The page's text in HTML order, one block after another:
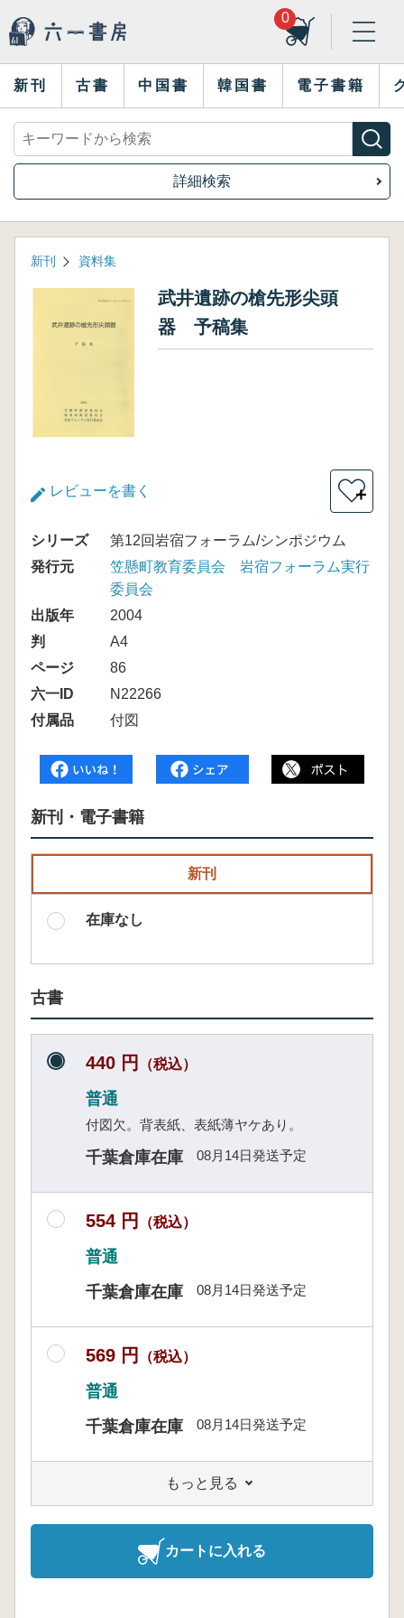
0
新刊 古書 中国書 韓国書 電子書籍
詳細検索
新刊 資料集
武井遺跡の槍先形尖頭
器 予稿集
レビューを書く ＋
シリーズ
第12回岩宿フォーラム/シンポジウム
発行元
笠懸町教育委員会 岩宿フォーラム実行
委員会
出版年
2004
判
A4
ページ
86
六一ID
N22266
付属品
付図
新刊・電子書籍
新刊
在庫なし
古書
440 円 （税込）
普通
付図欠。背表紙、表紙薄ヤケあり。
千葉倉庫在庫 08月14日発送予定
554 円 （税込）
普通
千葉倉庫在庫
08月14日発送予定
569 円 （税込）
普通
千葉倉庫在庫
08月14日発送予定
もっと見る
カートに入れる